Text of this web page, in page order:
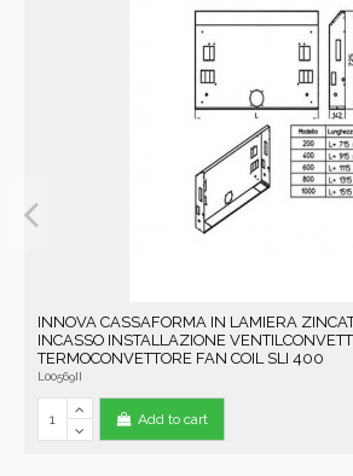
INNOVA CASSAFORMA IN LAMIERA
INCASSO INSTALLAZIONE
TERMOCONVETTORE FAN COIL SLI 400
L00569II
Add to cart